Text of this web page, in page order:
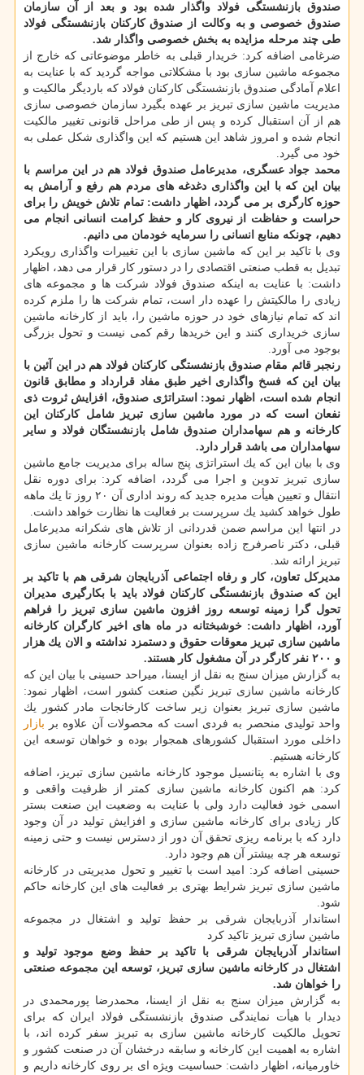
صندوق بازنشستگی فولاد واگذار شده بود و بعد از آن سازمان
صندوق خصوصی و به وكالت از صندوق كاركنان بازنشستگی فولاد
طی چند مرحله مزایده به بخش خصوصی واگذار شد.
ضرغامی اضافه كرد: خریدار قبلی به خاطر موضوعاتی كه خارج از
مجموعه ماشین سازی بود با مشكلاتی مواجه گردید كه با عنایت به
اعلام آمادگی صندوق بازنشستگی كاركنان فولاد كه باردیگر مالكیت و
مدیریت ماشین سازی تبریز بر عهده بگیرد سازمان خصوصی سازی
هم از آن استقبال كرده و پس از طی مراحل قانونی تغییر مالكیت
انجام شده و امروز شاهد این هستیم كه این واگذاری شكل عملی به
خود می گیرد.
محمد جواد عسگری، مدیرعامل صندوق فولاد هم در این مراسم با
بیان این كه با این واگذاری دغدغه های مردم هم رفع و آرامش به
حوزه كارگری بر می گردد، اظهار داشت: تمام تلاش خویش را برای
حراست و حفاظت از نیروی كار و حفظ كرامت انسانی انجام می
دهیم، چونكه منابع انسانی را سرمایه خودمان می دانیم.
وی با تاكید بر این كه ماشین سازی با این تغییرات واگذاری رویكرد
تبدیل به قطب صنعتی اقتصادی را در دستور كار قرار می دهد، اظهار
داشت: با عنایت به اینكه صندوق فولاد شركت ها و مجموعه های
زیادی را مالكیتش را عهده دار است، تمام شركت ها را ملزم كرده
اند كه تمام نیازهای خود در حوزه ماشین را، باید از كارخانه ماشین
سازی خریداری كنند و این خریدها رقم كمی نیست و تحول بزرگی
بوجود می آورد.
رنجبر قائم مقام صندوق بازنشستگی كاركنان فولاد هم در این آئین با
بیان این كه فسخ واگذاری اخیر طبق مفاد قرارداد و مطابق قانون
انجام شده است، اظهار نمود: استراتژی صندوق، افزایش ثروت ذی
نفعان است كه در مورد ماشین سازی تبریز شامل كاركنان این
كارخانه و هم سهامداران صندوق شامل بازنشستگان فولاد و سایر
سهامداران می باشد قرار دارد.
وی با بیان این كه یك استراتژی پنج ساله برای مدیریت جامع ماشین
سازی تبریز تدوین و اجرا می گردد، اضافه كرد: برای دوره نقل
انتقال و تعیین هیأت مدیره جدید كه روند اداری آن ۲۰ روز تا یك ماهه
طول خواهد كشید یك سرپرست بر فعالیت ها نظارت خواهد داشت.
در انتها این مراسم ضمن قدردانی از تلاش های شكرانه مدیرعامل
قبلی، دكتر ناصرفرج زاده بعنوان سرپرست كارخانه ماشین سازی
تبریز ارائه شد.
مدیركل تعاون، كار و رفاه اجتماعی آذربایجان شرقی هم با تاكید بر
این كه صندوق بازنشستگی كاركنان فولاد باید با بكارگیری مدیران
تحول گرا زمینه توسعه روز افزون ماشین سازی تبریز را فراهم
آورد، اظهار داشت: خوشبختانه در ماه های اخیر كارگران كارخانه
ماشین سازی تبریز معوقات حقوق و دستمزد نداشته و الان یك هزار
و ۲۰۰ نفر كارگر در آن مشغول كار هستند.
به گزارش میزان سنج به نقل از ایسنا، میراحد حسینی با بیان این كه
كارخانه ماشین سازی تبریز نگین صنعت كشور است، اظهار نمود:
ماشین سازی تبریز بعنوان زیر ساخت كارخانجات مادر كشور یك
واحد تولیدی منحصر به فردی است كه محصولات آن علاوه بر بازار
داخلی مورد استقبال كشورهای همجوار بوده و خواهان توسعه این
كارخانه هستیم.
وی با اشاره به پتانسیل موجود كارخانه ماشین سازی تبریز، اضافه
كرد: هم اكنون كارخانه ماشین سازی كمتر از ظرفیت واقعی و
اسمی خود فعالیت دارد ولی با عنایت به وضعیت این صنعت بستر
كار زیادی برای كارخانه ماشین سازی و افزایش تولید در آن وجود
دارد كه با برنامه ریزی تحقق آن دور از دسترس نیست و حتی زمینه
توسعه هر چه بیشتر آن هم وجود دارد.
حسینی اضافه كرد: امید است با تغییر و تحول مدیریتی در كارخانه
ماشین سازی تبریز شرایط بهتری بر فعالیت های این كارخانه حاكم
شود.
استاندار آذربایجان شرقی بر حفظ تولید و اشتغال در مجموعه
ماشین سازی تبریز تاكید كرد
استاندار آذربایجان شرقی با تاكید بر حفظ وضع موجود تولید و
اشتغال در كارخانه ماشین سازی تبریز، توسعه این مجموعه صنعتی
را خواهان شد.
به گزارش میزان سنج به نقل از ایسنا، محمدرضا پورمحمدی در
دیدار با هیأت نمایندگی صندوق بازنشستگی فولاد ایران كه برای
تحویل مالكیت كارخانه ماشین سازی به تبریز سفر كرده اند، با
اشاره به اهمیت این كارخانه و سابقه درخشان آن در صنعت كشور و
خاورمیانه، اظهار داشت: حساسیت ویژه ای بر روی كارخانه داریم و